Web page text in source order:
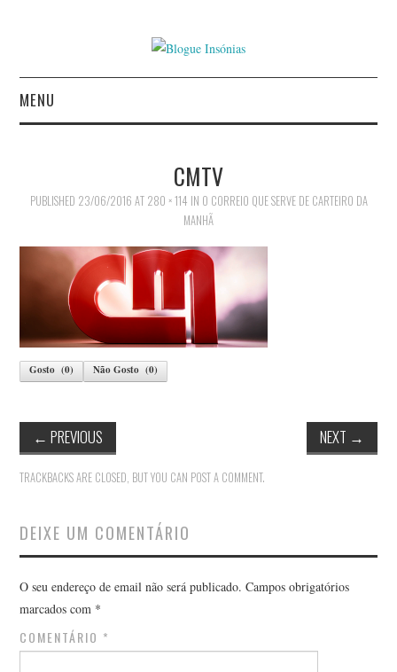
MENU
POLÍTICA DE
PRIVACIDADE
CMTV
PUBLISHED 23/06/2016 AT 280 × 114 IN O CORREIO QUE SERVE DE CARTEIRO DA
MANHÃ
Gosto (0) Não Gosto (0)
← PREVIOUS NEXT →
TRACKBACKS ARE CLOSED, BUT YOU CAN POST A COMMENT.
DEIXE UM COMENTÁRIO
O seu endereço de email não será publicado. Campos obrigatórios
marcados com *
COMENTÁRIO *